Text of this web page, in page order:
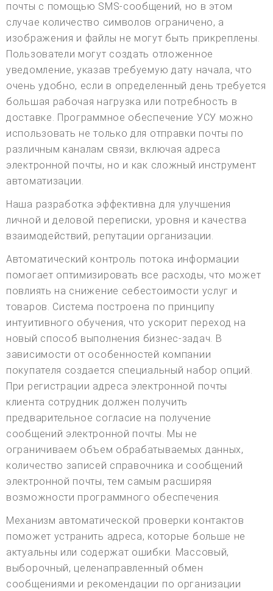
почты с помощью SMS-сообщений, но в этом
случае количество символов ограничено, а
изображения и файлы не могут быть прикреплены.
Пользователи могут создать отложенное
уведомление, указав требуемую дату начала, что
очень удобно, если в определенный день требуется
большая рабочая нагрузка или потребность в
доставке. Программное обеспечение УСУ можно
использовать не только для отправки почты по
различным каналам связи, включая адреса
электронной почты, но и как сложный инструмент
автоматизации.
Наша разработка эффективна для улучшения
личной и деловой переписки, уровня и качества
взаимодействий, репутации организации.
Автоматический контроль потока информации
помогает оптимизировать все расходы, что может
повлиять на снижение себестоимости услуг и
товаров. Система построена по принципу
интуитивного обучения, что ускорит переход на
новый способ выполнения бизнес-задач. В
зависимости от особенностей компании
покупателя создается специальный набор опций.
При регистрации адреса электронной почты
клиента сотрудник должен получить
предварительное согласие на получение
сообщений электронной почты. Мы не
ограничиваем объем обрабатываемых данных,
количество записей справочника и сообщений
электронной почты, тем самым расширяя
возможности программного обеспечения.
Механизм автоматической проверки контактов
поможет устранить адреса, которые больше не
актуальны или содержат ошибки. Массовый,
выборочный, целенаправленный обмен
сообщениями и рекомендации по организации